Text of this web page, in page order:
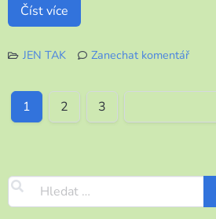
Číst více
JEN TAK
Zanechat komentář
dělají
1 2 3